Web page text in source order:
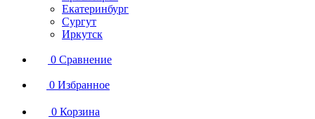
Екатеринбург
Сургут
Иркутск
0 Сравнение
0 Избранное
0 Корзина